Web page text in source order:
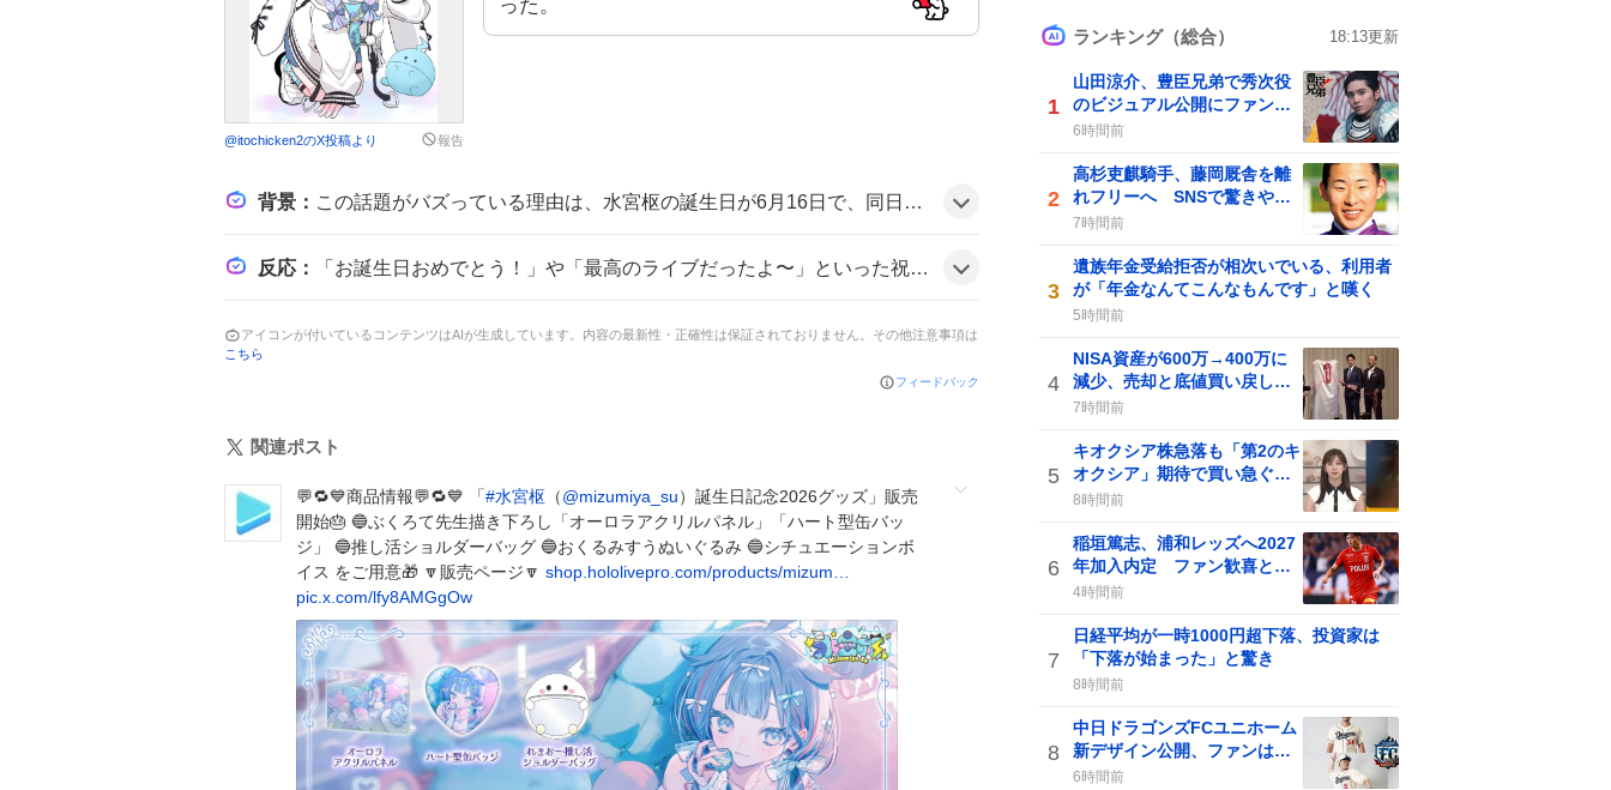
@itochicken2のX投稿より 報告
った。
背景 ： この話題がバズっている理由は、水宮枢の誕生日が6月16日で、同日21時から生誕3DLIVEが配信されたことや、オリジナル楽曲やイラストが多数投稿されたことがファンの期待感を高め、SNS上で盛り上がりを見せているようだ。
反応 ： 「お誕生日おめでとう！」や「最高のライブだったよ〜」といった祝福の声が多数。「すうちゃん最高」「ライブ楽しみ！」とテンションが上がるコメントも目立ち、全体的に喜びの雰囲気だ。
アイコンが付いているコンテンツはAIが生成しています。内容の最新性・正確性は保証されておりません。その他注意事項は
こちら
フィードバック
関連ポスト
💬🔁💙商品情報💬🔁💙 「#水宮枢 （@mizumiya_su）誕生日記念2026グッズ」販売
開始🎂 🔵ぶくろて先生描き下ろし「オーロラアクリルパネル」「ハート型缶バッ
ジ」 🔵推し活ショルダーバッグ 🔵おくるみすうぬいぐるみ 🔵シチュエーションボ
イス をご用意🎁 🔽販売ページ🔽 shop.hololivepro.com/products/mizum…
pic.x.com/lfy8AMGgOw
ランキング（総合） 18:13更新
1
山田涼介、豊臣兄弟で秀次役
のビジュアル公開にファン歓
喜が話題に
6時間前
2
高杉吏麒騎手、藤岡厩舎を離
れフリーへ SNSで驚きや残
念の声も見られる
7時間前
3
遺族年金受給拒否が相次いでいる、利用者
が「年金なんてこんなもんです」と嘆く
5時間前
4
NISA資産が600万→400万に
減少、売却と底値買い戻し議
論がSNSで拡散
7時間前
5
キオクシア株急落も「第2のキ
オクシア」期待で買い急ぐユ
ーザー続出
8時間前
6
稲垣篤志、浦和レッズへ2027
年加入内定 ファン歓喜と期
待感が高まる
4時間前
7
日経平均が一時1000円超下落、投資家は
「下落が始まった」と驚き
8時間前
8
中日ドラゴンズFCユニホーム
新デザイン公開、ファンは
「かわいい」「レトロ」など
6時間前